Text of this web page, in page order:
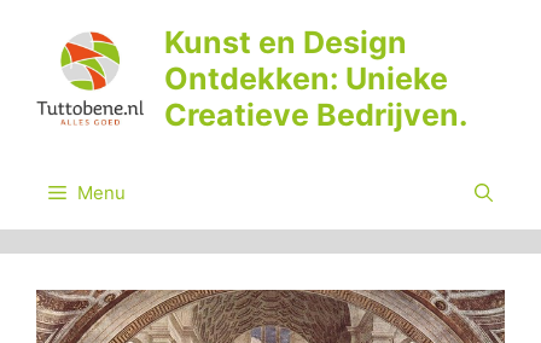
inhoud
Kunst en Design
Ontdekken: Unieke
Creatieve Bedrijven.
Menu